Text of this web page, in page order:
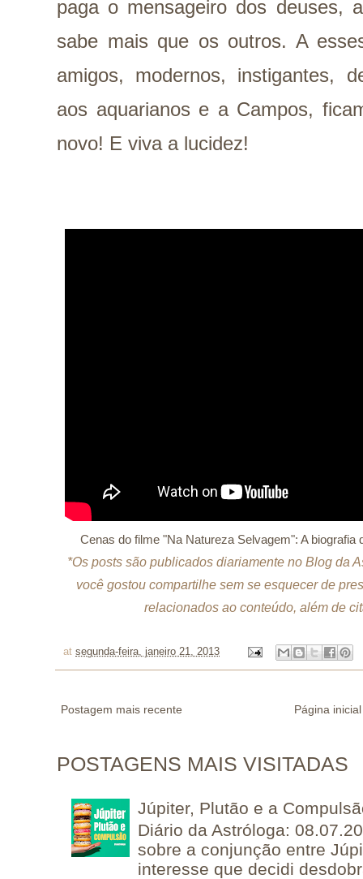
paga o mensageiro dos deuses,
sabe mais que os outros. A
amigos, modernos, instigantes,
aos aquarianos e a Campos,
novo! E viva a lucidez!
Cenas do filme "Na Natureza Selvagem": A
*Os posts são publicados diariamente no Blog da
você gostou compartilhe sem se esquecer de
relacionados ao conteúdo, além de
at segunda-feira, janeiro 21, 2013
Postagem mais recente Página inicial
POSTAGENS MAIS VISITADAS
Júpiter, Plutão e a
Diário da Astróloga:
sobre a conjunção entre
interesse que decidi